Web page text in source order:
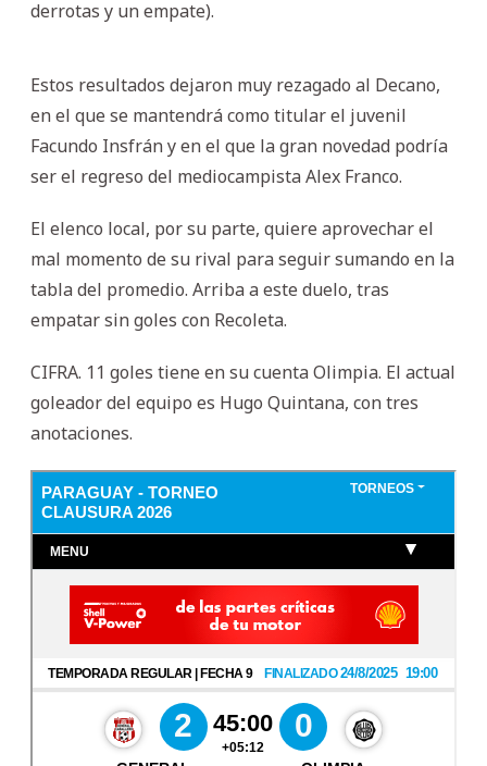
derrotas y un empate).
Estos resultados dejaron muy rezagado al Decano,
en el que se mantendrá como titular el juvenil
Facundo Insfrán y en el que la gran novedad podría
ser el regreso del mediocampista Alex Franco.
El elenco local, por su parte, quiere aprovechar el
mal momento de su rival para seguir sumando en la
tabla del promedio. Arriba a este duelo, tras
empatar sin goles con Recoleta.
CIFRA. 11 goles tiene en su cuenta Olimpia. El actual
goleador del equipo es Hugo Quintana, con tres
anotaciones.